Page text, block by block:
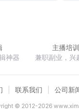
神器
主播培训
兼职副业，兴
联系我们 公司新
© 2012-2026